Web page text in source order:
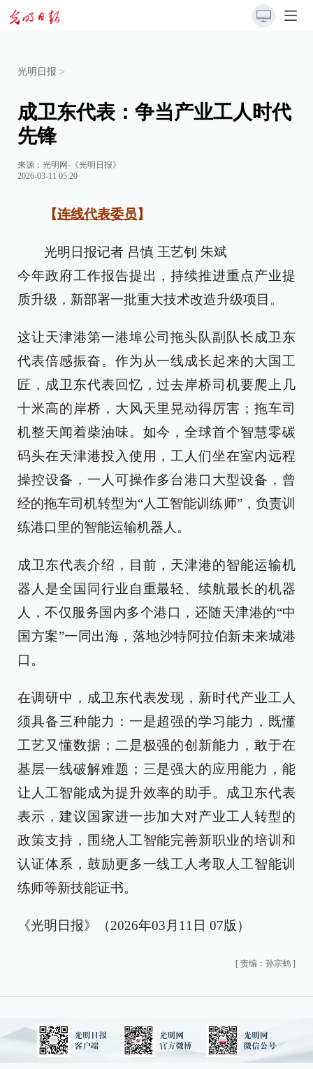
光明日报 >
成卫东代表：争当产业工人时代
先锋
来源： 光明网-《光明日报》
2026-03-11 05:20
【连线代表委员】
光明日报记者 吕慎 王艺钊 朱斌
今年政府工作报告提出，持续推进重点产业提
质升级，新部署一批重大技术改造升级项目。
这让天津港第一港埠公司拖头队副队长成卫东
代表倍感振奋。作为从一线成长起来的大国工
匠，成卫东代表回忆，过去岸桥司机要爬上几
十米高的岸桥，大风天里晃动得厉害；拖车司
机整天闻着柴油味。如今，全球首个智慧零碳
码头在天津港投入使用，工人们坐在室内远程
操控设备，一人可操作多台港口大型设备，曾
经的拖车司机转型为“人工智能训练师”，负责训
练港口里的智能运输机器人。
成卫东代表介绍，目前，天津港的智能运输机
器人是全国同行业自重最轻、续航最长的机器
人，不仅服务国内多个港口，还随天津港的“中
国方案”一同出海，落地沙特阿拉伯新未来城港
口。
在调研中，成卫东代表发现，新时代产业工人
须具备三种能力：一是超强的学习能力，既懂
工艺又懂数据；二是极强的创新能力，敢于在
基层一线破解难题；三是强大的应用能力，能
让人工智能成为提升效率的助手。成卫东代表
表示，建议国家进一步加大对产业工人转型的
政策支持，围绕人工智能完善新职业的培训和
认证体系，鼓励更多一线工人考取人工智能训
练师等新技能证书。
《光明日报》（2026年03月11日 07版）
[ 责编：孙宗鹤 ]